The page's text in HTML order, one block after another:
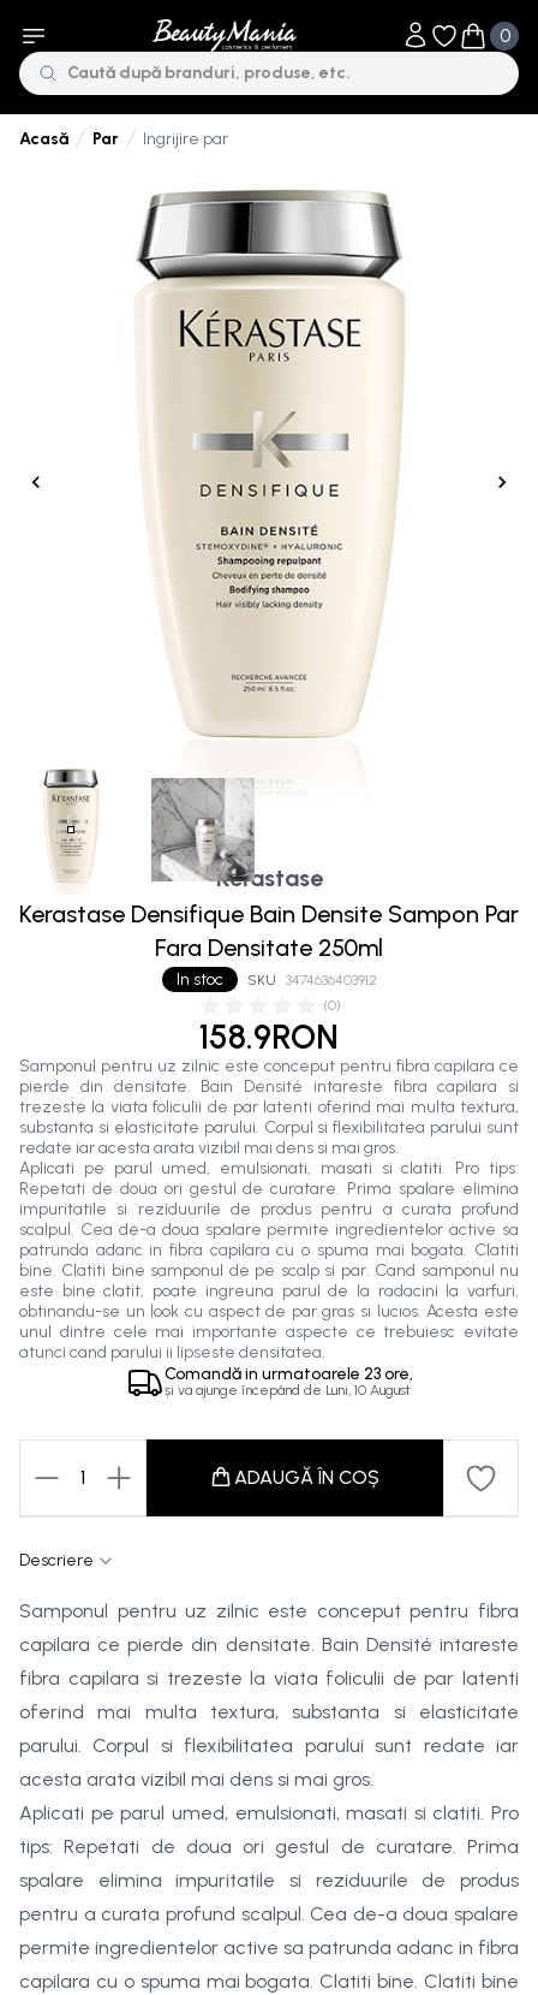
Obiecte în
0
Obiecte
Acasă Par Ingrijire par
(0)
In stoc SKU 3474636403912
Kérastase
Kerastase Densifique Bain Densite Sampon Par
Fara Densitate 250ml
158.9RON
Samponul pentru uz zilnic este conceput pentru fibra capilara ce
pierde din densitate. Bain Densité intareste fibra capilara si
trezeste la viata foliculii de par latenti oferind mai multa textura,
substanta si elasticitate parului. Corpul si flexibilitatea parului sunt
redate iar acesta arata vizibil mai dens si mai gros.
Aplicati pe parul umed, emulsionati, masati si clatiti. Pro tips:
Repetati de doua ori gestul de curatare. Prima spalare elimina
impuritatile si reziduurile de produs pentru a curata profund
scalpul. Cea de-a doua spalare permite ingredientelor active sa
patrunda adanc in fibra capilara cu o spuma mai bogata. Clatiti
bine. Clatiti bine samponul de pe scalp si par. Cand samponul nu
este bine clatit, poate ingreuna parul de la radacini la varfuri,
obtinandu-se un look cu aspect de par gras si lucios. Acesta este
unul dintre cele mai importante aspecte ce trebuiesc evitate
atunci cand parului ii lipseste densitatea.
Comandă in urmatoarele 23 ore,
și va ajunge începând de Luni, 10 August
1 ADAUGĂ ÎN COȘ
Descriere
Samponul pentru uz zilnic este conceput pentru fibra
capilara ce pierde din densitate. Bain Densité intareste
fibra capilara si trezeste la viata foliculii de par latenti
oferind mai multa textura, substanta si elasticitate
parului. Corpul si flexibilitatea parului sunt redate iar
acesta arata vizibil mai dens si mai gros.
Aplicati pe parul umed, emulsionati, masati si clatiti. Pro
tips: Repetati de doua ori gestul de curatare. Prima
spalare elimina impuritatile si reziduurile de produs
pentru a curata profund scalpul. Cea de-a doua spalare
permite ingredientelor active sa patrunda adanc in fibra
capilara cu o spuma mai bogata. Clatiti bine. Clatiti bine